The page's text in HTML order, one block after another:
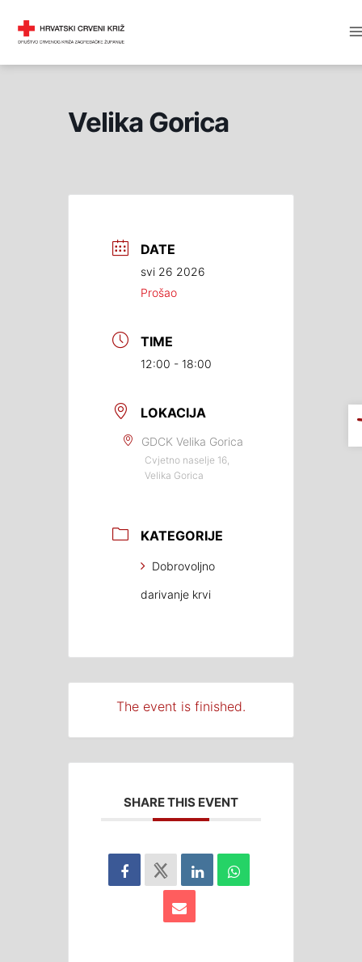
Velika Gorica
DATE
svi 26 2026
Prošao
TIME
12:00 - 18:00
LOKACIJA
GDCK Velika Gorica
Cvjetno naselje 16,
Velika Gorica
KATEGORIJE
Dobrovoljno
darivanje krvi
The event is finished.
SHARE THIS EVENT